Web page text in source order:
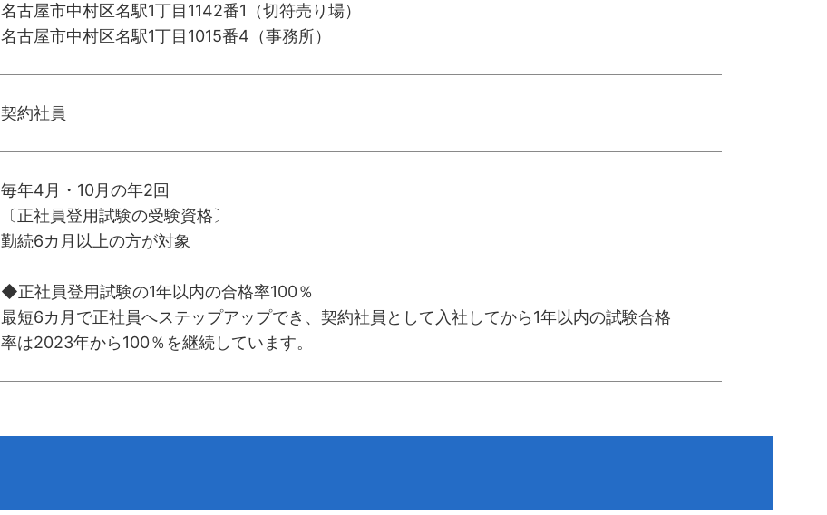
名古屋市中村区名駅1丁目1142番1（切符売り場）
名古屋市中村区名駅1丁目1015番4（事務所）
契約社員
毎年4月・10月の年2回
〔正社員登用試験の受験資格〕
勤続6カ月以上の方が対象
◆正社員登用試験の1年以内の合格率100％
最短6カ月で正社員へステップアップでき、契約社員として入社してから1年以内の試験合格
率は2023年から100％を継続しています。